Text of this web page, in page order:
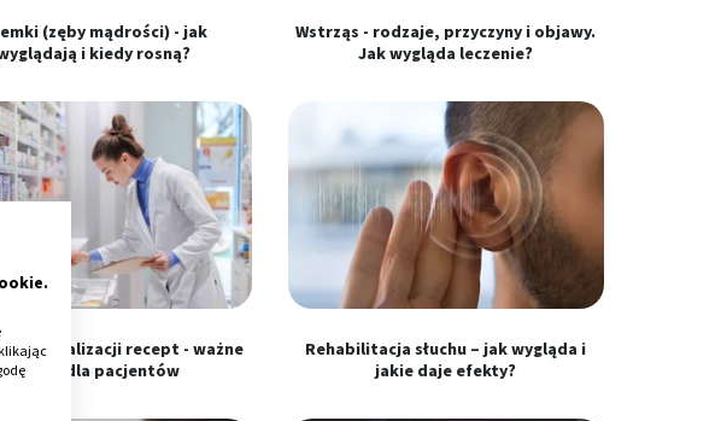
(zęby mądrości) - jak
i kiedy rosną?
Wstrząs - rodzaje, przyczyny i objawy.
Jak wygląda leczenie?
realizacji recept - ważne
zmiany dla pacjentów
Rehabilitacja słuchu – jak wygląda i
jakie daje efekty?